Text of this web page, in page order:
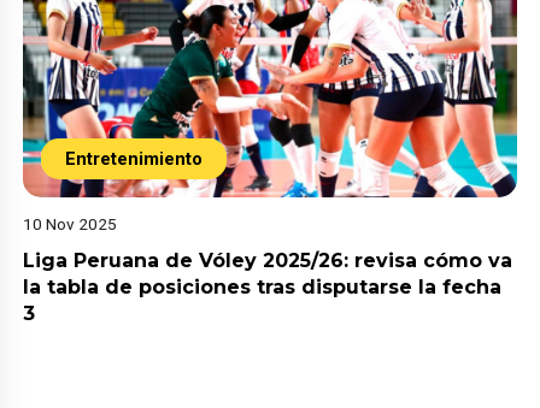
Entretenimiento
10 Nov 2025
Liga Peruana de Vóley 2025/26: revisa cómo va
la tabla de posiciones tras disputarse la fecha
3